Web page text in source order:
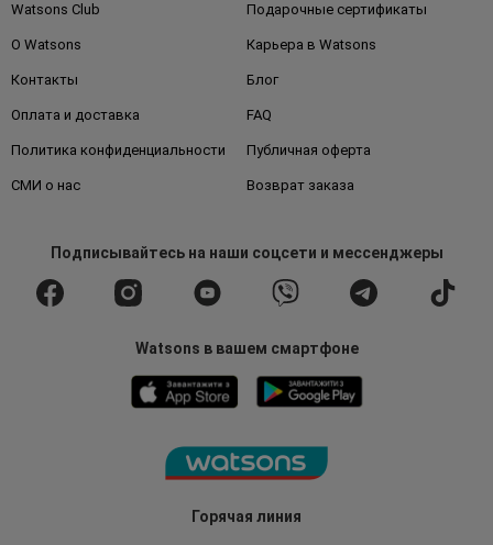
Горячая линия
Watsons Club Подарочные сертификаты
О Watsons Карьера в Watsons
Контакты Блог
Оплата и доставка FAQ
Политика конфиденциальности Публичная оферта
СМИ о нас Возврат заказа
Подписывайтесьна наши соцсети и мессенджеры
Watsons в вашем смартфоне